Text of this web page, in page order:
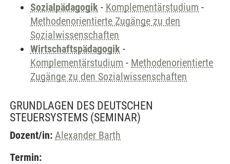
Sozialpädagogik - Komplementärstudium -
Methodenorientierte Zugänge zu den
Sozialwissenschaften
Wirtschaftspädagogik -
Komplementärstudium - Methodenorientierte
Zugänge zu den Sozialwissenschaften
GRUNDLAGEN DES DEUTSCHEN
STEUERSYSTEMS (SEMINAR)
Dozent/in: Alexander Barth
Termin: